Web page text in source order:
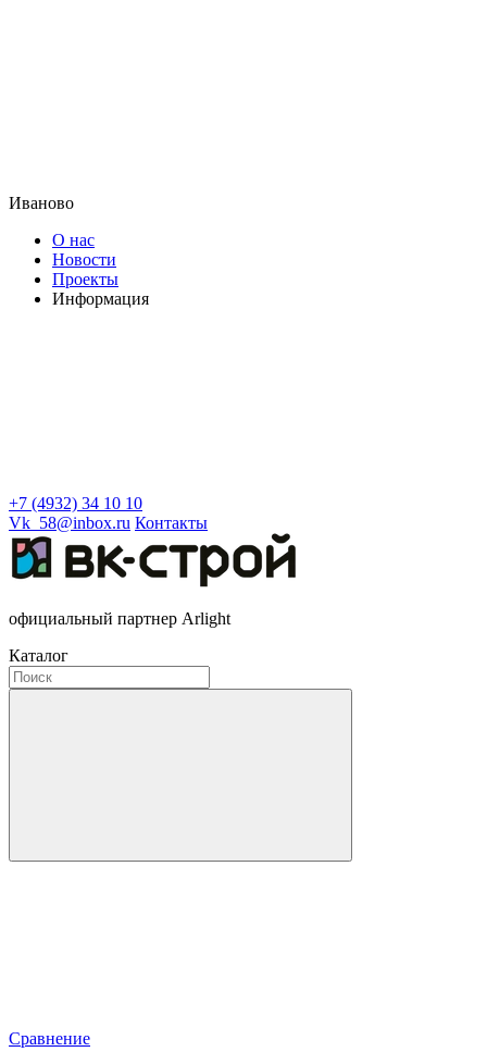
Иваново
О нас
Новости
Проекты
Информация
+7 (4932) 34 10 10
Vk_58@inbox.ru Контакты
официальный партнер Arlight
Каталог
Сравнение